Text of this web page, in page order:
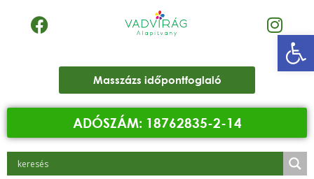
Masszázs időpontfoglaló
ADÓSZÁM: 18762835-2-14